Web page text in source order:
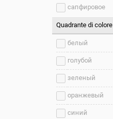
сапфировое
Quadrante di colore
белый
голубой
зеленый
оранжевый
синий